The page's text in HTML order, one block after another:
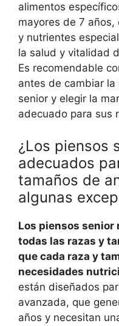
alimentos
mayores de 7
y nutrientes
la salud y vitalidad
Es recomendable
antes de cambiar
senior y elegir la
adecuado para sus
¿Los piensos
adecuados
tamaños de
algunas
Los piensos senior
todas las razas y
que cada raza y
necesidades
están diseñados
avanzada, que
años y necesitan